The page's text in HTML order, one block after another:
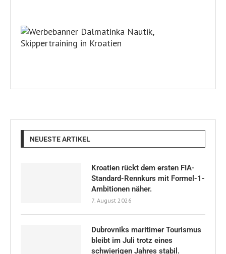
NEUESTE ARTIKEL
Kroatien rückt dem ersten FIA-
Standard-Rennkurs mit Formel-1-
Ambitionen näher.
7. August 2026
Dubrovniks maritimer Tourismus
bleibt im Juli trotz eines
schwierigen Jahres stabil.